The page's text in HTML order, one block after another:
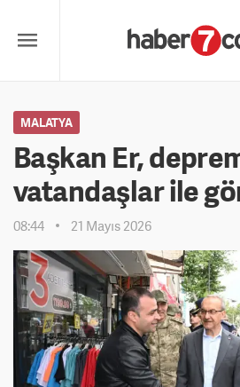
MALATYA
Başkan Er,
vatandaşlar ile
08:44 21 Mayıs 2026